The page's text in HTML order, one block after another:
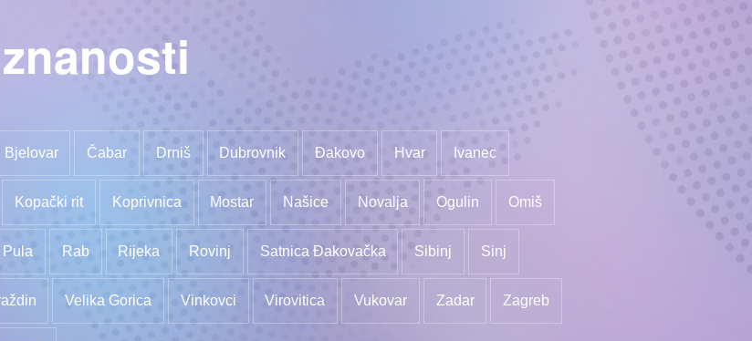
Bjelovar Čabar Drniš Dubrovnik Đakovo Hvar Ivanec
Kopački rit Koprivnica Mostar Našice Novalja Ogulin Omiš
Pula Rab Rijeka Rovinj Satnica Đakovačka Sibinj Sinj
Velika Gorica Vinkovci Virovitica Vukovar Zadar Zagreb